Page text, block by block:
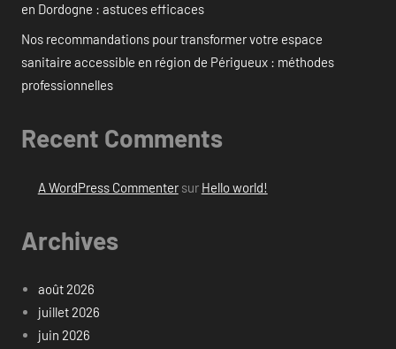
en Dordogne : astuces efficaces
Nos recommandations pour transformer votre espace
sanitaire accessible en région de Périgueux : méthodes
professionnelles
Recent Comments
A WordPress Commentersur Hello world!
Archives
août 2026
juillet 2026
juin 2026